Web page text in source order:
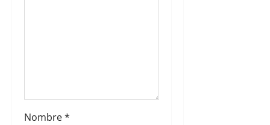
a
Nombre*